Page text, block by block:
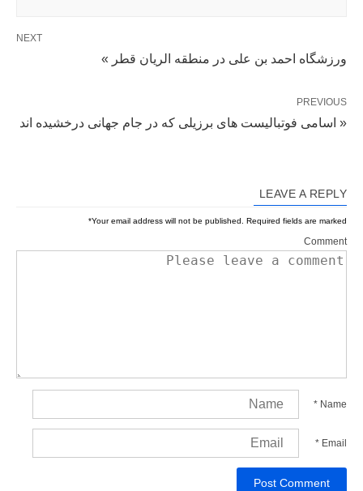
NEXT
ورزشگاه احمد بن علی در منطقه الریان قطر »
PREVIOUS
« اسامی فوتبالیست های برزیلی که در جام جهانی درخشیده اند
LEAVE A REPLY
Your email address will not be published. Required fields are marked
*
Comment
Name
*
Email
*